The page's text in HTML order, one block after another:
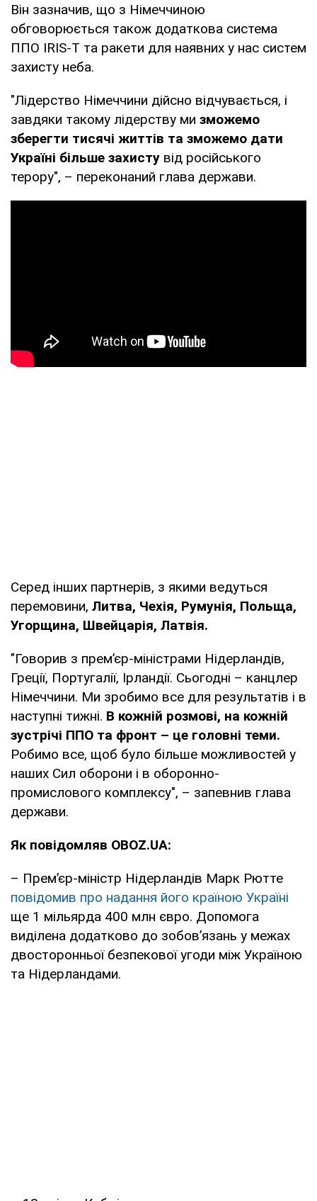
Він зазначив, що з Німеччиною
обговорюється також додаткова система
ППО IRIS-T та ракети для наявних у нас систем
захисту неба.
"Лідерство Німеччини дійсно відчувається, і
завдяки такому лідерству ми зможемо
зберегти тисячі життів та зможемо дати
Україні більше захисту від російського
терору", – переконаний глава держави.
Серед інших партнерів, з якими ведуться
перемовини, Литва, Чехія, Румунія, Польща,
Угорщина, Швейцарія, Латвія.
"Говорив з премʼєр-міністрами Нідерландів,
Греції, Португалії, Ірландії. Сьогодні – канцлер
Німеччини. Ми зробимо все для результатів і в
наступні тижні. В кожній розмові, на кожній
зустрічі ППО та фронт – це головні теми.
Робимо все, щоб було більше можливостей у
наших Сил оборони і в оборонно-
промислового комплексу", – запевнив глава
держави.
Як повідомляв OBOZ.UA:
– Прем’єр-міністр Нідерландів Марк Рютте
повідомив про надання його країною Україні
ще 1 мільярда 400 млн євро. Допомога
виділена додатково до зобов’язань у межах
двосторонньої безпекової угоди між Україною
та Нідерландами.